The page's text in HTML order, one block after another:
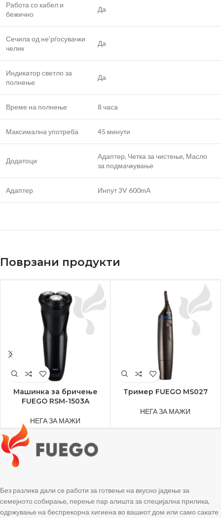
Работа со кабел и
бежично
Да
Сечила од не’рѓосувачки
челик
Да
Индикатор светло за
полнење
Да
Време на полнење 8 часа
Максимална употреба 45 минути
Додатоци
Адаптер, Четка за чистење, Масло
за подмачкување
Адаптер Инпут 3V 600mA
Поврзани продукти
Машинка за бричење
FUEGO RSM-1503A
НЕГА ЗА МАЖИ
Тример FUEGO MS027
НЕГА ЗА МАЖИ
Без разлика дали се работи за готвење на вкусно јадење за
семејното собирање, перење пар алишта за специјална прилика,
одржување на беспрекорна хигиена во вашиот дом или само сакате